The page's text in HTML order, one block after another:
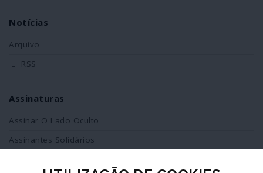
Notícias
Arquivo
RSS
Assinaturas
Assinar O Lado Oculto
Assinantes Solidários